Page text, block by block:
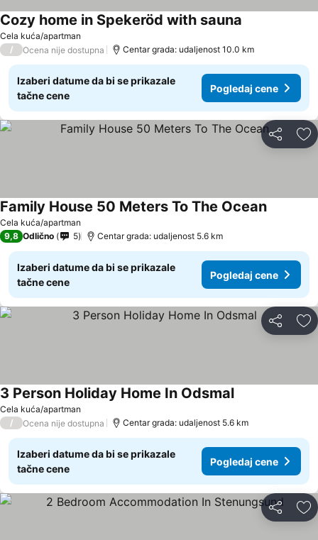
Cela kuća/apartman
Cozy home in Spekeröd with sauna
/ Ocena nije dostupna Centar grada: udaljenost 10.0 km
Izaberi datume da bi se prikazale
tačne cene
Pogledaj cene
Deli
Cela kuća/apartman
Family House 50 Meters To The Ocean
9,8 Odlično 5 Centar grada: udaljenost 5.6 km
Izaberi datume da bi se prikazale
tačne cene
Pogledaj cene
Deli
Cela kuća/apartman
3 Person Holiday Home In Odsmal
/ Ocena nije dostupna Centar grada: udaljenost 5.6 km
Izaberi datume da bi se prikazale
tačne cene
Pogledaj cene
Deli